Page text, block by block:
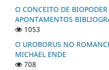
O CONCEITO DE
APONTAMENTOS
1053
O UROBORUS NO
MICHAEL ENDE
708